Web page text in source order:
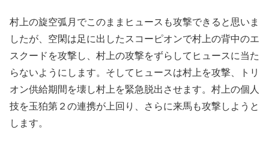
村上の旋空弧月でこのままヒュースも攻撃できると思いま
したが、空閑は足に出したスコーピオンで村上の背中のエ
スクードを攻撃し、村上の攻撃をずらしてヒュースに当た
らないようにします。そしてヒュースは村上を攻撃、トリ
オン供給期間を壊し村上を緊急脱出させます。村上の個人
技を玉狛第２の連携が上回り、さらに来馬も攻撃しようと
します。